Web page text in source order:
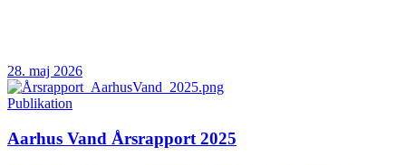
28. maj 2026
Publikation
Aarhus Vand Årsrapport 2025